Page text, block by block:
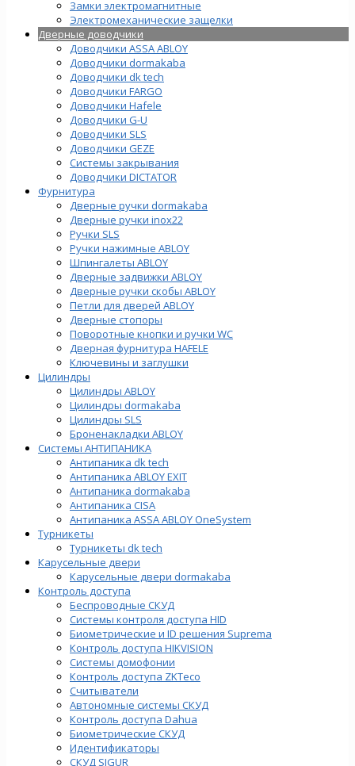
Замки электромагнитные
Электромеханические защелки
Дверные доводчики
Доводчики ASSA ABLOY
Доводчики dormakaba
Доводчики dk tech
Доводчики FARGO
Доводчики Hafele
Доводчики G-U
Доводчики SLS
Доводчики GEZE
Cистемы закрывания
Доводчики DICTATOR
Фурнитура
Дверные ручки dormakaba
Дверные ручки inox22
Ручки SLS
Ручки нажимные ABLOY
Шпингалеты ABLOY
Дверные задвижки ABLOY
Дверные ручки скобы ABLOY
Петли для дверей ABLOY
Дверные стопоры
Поворотные кнопки и ручки WC
Дверная фурнитура HAFELE
Ключевины и заглушки
Цилиндры
Цилиндры ABLOY
Цилиндры dormakaba
Цилиндры SLS
Броненакладки ABLOY
Системы АНТИПАНИКА
Антипаника dk tech
Антипаника ABLOY EXIT
Антипаника dormakaba
Антипаника СISA
Антипаника ASSA ABLOY OneSystem
Турникеты
Турникеты dk tech
Карусельные двери
Карусельные двери dormakaba
Контроль доступа
Беспроводные СКУД
Системы контроля доступа HID
Биометрические и ID решения Suprema
Контроль доступа HIKVISION
Системы домофонии
Контроль доступа ZKTeco
Считыватели
Автономные системы СКУД
Контроль доступа Dahua
Биометрические СКУД
Идентификаторы
СКУД SIGUR